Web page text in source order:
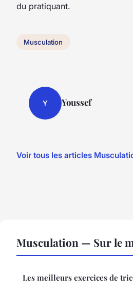
du pratiquant.
Musculation
Y Youssef
Voir tous les articles
Musculation — Sur le
Les meilleurs exercices de